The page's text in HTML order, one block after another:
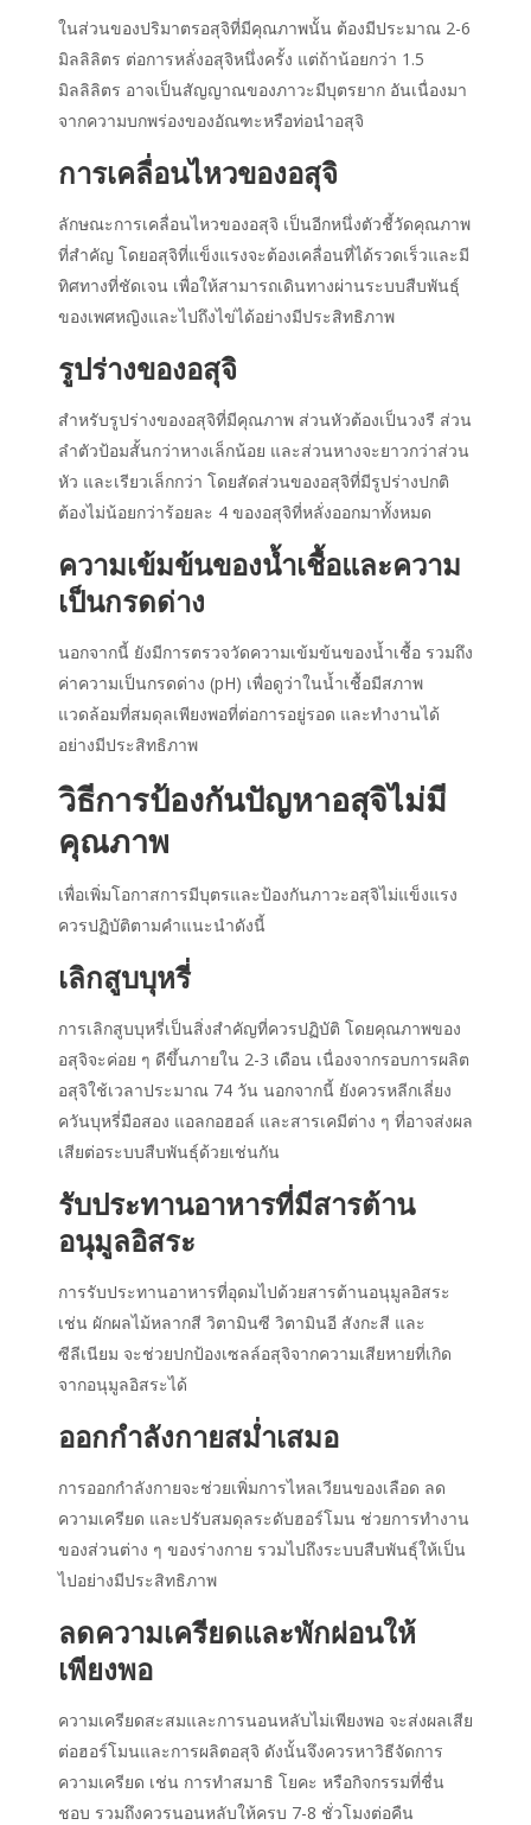
ในส่วนของปริมาตรอสุจิที่มีคุณภาพนั้น ต้องมีประมาณ 2-6
มิลลิลิตร ต่อการหลั่งอสุจิหนึ่งครั้ง แต่ถ้าน้อยกว่า 1.5
มิลลิลิตร อาจเป็นสัญญาณของภาวะมีบุตรยาก อันเนื่องมา
จากความบกพร่องของอัณฑะหรือท่อนำอสุจิ
การเคลื่อนไหวของอสุจิ
ลักษณะการเคลื่อนไหวของอสุจิ เป็นอีกหนึ่งตัวชี้วัดคุณภาพ
ที่สำคัญ โดยอสุจิที่แข็งแรงจะต้องเคลื่อนที่ได้รวดเร็วและมี
ทิศทางที่ชัดเจน เพื่อให้สามารถเดินทางผ่านระบบสืบพันธุ์
ของเพศหญิงและไปถึงไข่ได้อย่างมีประสิทธิภาพ
รูปร่างของอสุจิ
สำหรับรูปร่างของอสุจิที่มีคุณภาพ ส่วนหัวต้องเป็นวงรี ส่วน
ลำตัวป้อมสั้นกว่าหางเล็กน้อย และส่วนหางจะยาวกว่าส่วน
หัว และเรียวเล็กกว่า โดยสัดส่วนของอสุจิที่มีรูปร่างปกติ
ต้องไม่น้อยกว่าร้อยละ 4 ของอสุจิที่หลั่งออกมาทั้งหมด
ความเข้มข้นของน้ำเชื้อและความ
เป็นกรดด่าง
นอกจากนี้ ยังมีการตรวจวัดความเข้มข้นของน้ำเชื้อ รวมถึง
ค่าความเป็นกรดด่าง (pH) เพื่อดูว่าในน้ำเชื้อมีสภาพ
แวดล้อมที่สมดุลเพียงพอที่ต่อการอยู่รอด และทำงานได้
อย่างมีประสิทธิภาพ
วิธีการป้องกันปัญหาอสุจิไม่มี
คุณภาพ
เพื่อเพิ่มโอกาสการมีบุตรและป้องกันภาวะอสุจิไม่แข็งแรง
ควรปฏิบัติตามคำแนะนำดังนี้
เลิกสูบบุหรี่
การเลิกสูบบุหรี่เป็นสิ่งสำคัญที่ควรปฏิบัติ โดยคุณภาพของ
อสุจิจะค่อย ๆ ดีขึ้นภายใน 2-3 เดือน เนื่องจากรอบการผลิต
อสุจิใช้เวลาประมาณ 74 วัน นอกจากนี้ ยังควรหลีกเลี่ยง
ควันบุหรี่มือสอง แอลกอฮอล์ และสารเคมีต่าง ๆ ที่อาจส่งผล
เสียต่อระบบสืบพันธุ์ด้วยเช่นกัน
รับประทานอาหารที่มีสารต้าน
อนุมูลอิสระ
การรับประทานอาหารที่อุดมไปด้วยสารต้านอนุมูลอิสระ
เช่น ผักผลไม้หลากสี วิตามินซี วิตามินอี สังกะสี และ
ซีลีเนียม จะช่วยปกป้องเซลล์อสุจิจากความเสียหายที่เกิด
จากอนุมูลอิสระได้
ออกกำลังกายสม่ำเสมอ
การออกกำลังกายจะช่วยเพิ่มการไหลเวียนของเลือด ลด
ความเครียด และปรับสมดุลระดับฮอร์โมน ช่วยการทำงาน
ของส่วนต่าง ๆ ของร่างกาย รวมไปถึงระบบสืบพันธุ์ให้เป็น
ไปอย่างมีประสิทธิภาพ
ลดความเครียดและพักผ่อนให้
เพียงพอ
ความเครียดสะสมและการนอนหลับไม่เพียงพอ จะส่งผลเสีย
ต่อฮอร์โมนและการผลิตอสุจิ ดังนั้นจึงควรหาวิธีจัดการ
ความเครียด เช่น การทำสมาธิ โยคะ หรือกิจกรรมที่ชื่น
ชอบ รวมถึงควรนอนหลับให้ครบ 7-8 ชั่วโมงต่อคืน